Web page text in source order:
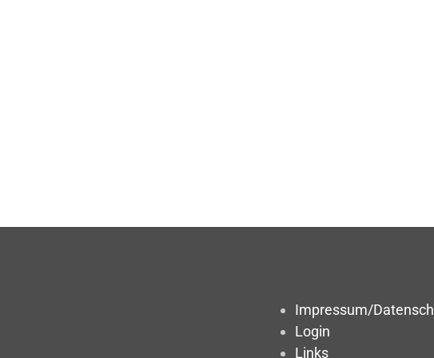
Impressum/
Login
Links